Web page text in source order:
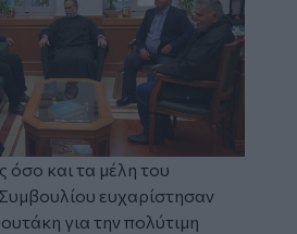
και τα μέλη του
ευχαρίστησαν
για την πολύτιμη